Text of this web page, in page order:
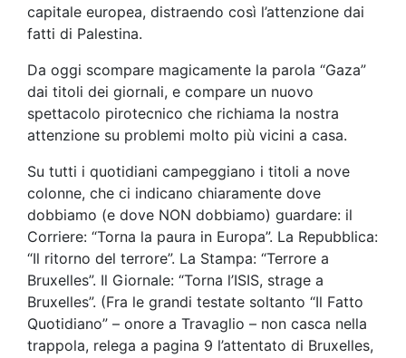
capitale europea, distraendo così l’attenzione dai
fatti di Palestina.
Da oggi scompare magicamente la parola “Gaza”
dai titoli dei giornali, e compare un nuovo
spettacolo pirotecnico che richiama la nostra
attenzione su problemi molto più vicini a casa.
Su tutti i quotidiani campeggiano i titoli a nove
colonne, che ci indicano chiaramente dove
dobbiamo (e dove NON dobbiamo) guardare: il
Corriere: “Torna la paura in Europa”. La Repubblica:
“Il ritorno del terrore”. La Stampa: “Terrore a
Bruxelles”. Il Giornale: “Torna l’ISIS, strage a
Bruxelles”. (Fra le grandi testate soltanto “Il Fatto
Quotidiano” – onore a Travaglio – non casca nella
trappola, relega a pagina 9 l’attentato di Bruxelles,